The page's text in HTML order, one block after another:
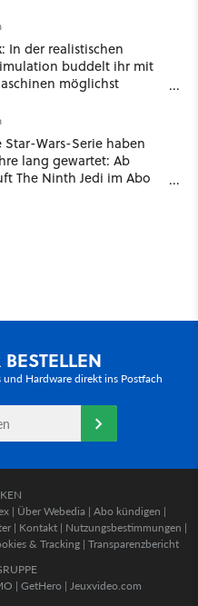
In der realistischen
buddelt ihr mit
möglichst
Star-Wars-Serie haben
lang gewartet: Ab
The Ninth Jedi im Abo
Hardware direkt ins Postfach
| Über Webedia | Abo kündigen |
| Kontakt | Nutzungsbestimmungen |
& Tracking | Transparenzbericht
| GetHero | Jeuxvideo.com